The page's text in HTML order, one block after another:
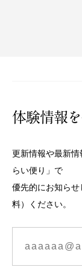
体験情報
更新情報や最新
らい便り」で
優先的にお知ら
料）ください。